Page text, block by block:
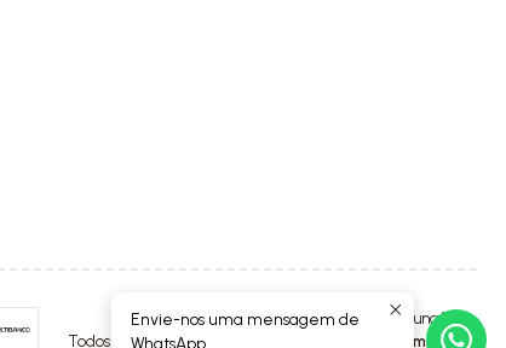
2026 Luna4Kids.
Todos os Direitos Reservados.
Com tecnologia Jumpseller
Envie-nos uma mensagem de
WhatsApp